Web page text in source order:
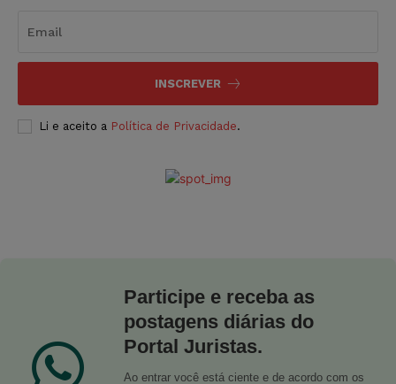
INSCREVER
Li e aceito a Política de Privacidade.
Participe e receba as
postagens diárias do
Portal Juristas.
Ao entrar você está ciente e de acordo com os